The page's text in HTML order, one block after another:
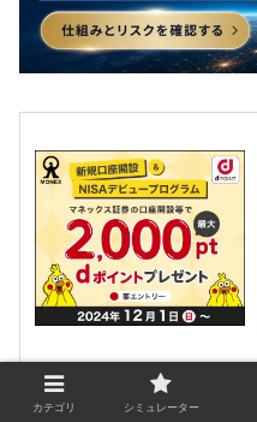
カテゴリ シミュレーター